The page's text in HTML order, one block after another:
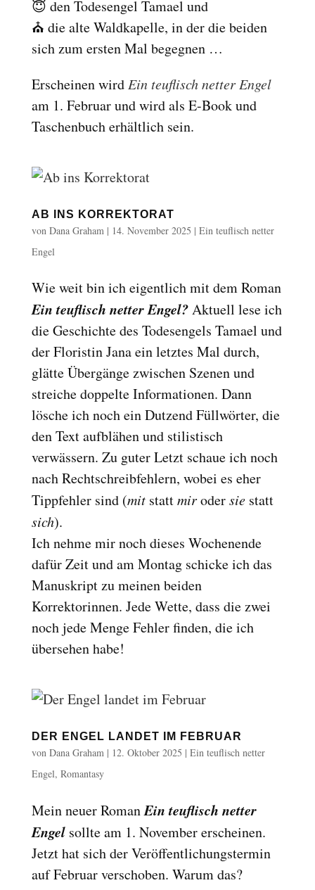
😇 den Todesengel Tamael und
⛪ die alte Waldkapelle, in der die beiden
sich zum ersten Mal begegnen …
Erscheinen wird Ein teuflisch netter Engel
am 1. Februar und wird als E-Book und
Taschenbuch erhältlich sein.
AB INS KORREKTORAT
von Dana Graham| 14. November 2025 | Ein teuflisch netter
Engel
Wie weit bin ich eigentlich mit dem Roman
Ein teuflisch netter Engel?Aktuell lese ich
die Geschichte des Todesengels Tamael und
der Floristin Jana ein letztes Mal durch,
glätte Übergänge zwischen Szenen und
streiche doppelte Informationen. Dann
lösche ich noch ein Dutzend Füllwörter, die
den Text aufblähen und stilistisch
verwässern. Zu guter Letzt schaue ich noch
nach Rechtschreibfehlern, wobei es eher
Tippfehler sind (mit stattmirodersie statt
sich).
Ich nehme mir noch dieses Wochenende
dafür Zeit und am Montag schicke ich das
Manuskript zu meinen beiden
Korrektorinnen. Jede Wette, dass die zwei
noch jede Menge Fehler finden, die ich
übersehen habe!
DER ENGEL LANDET IM FEBRUAR
von Dana Graham| 12. Oktober 2025 | Ein teuflisch netter
Engel, Romantasy
Mein neuer RomanEin teuflisch netter
Engelsollte am 1. November erscheinen.
Jetzt hat sich der Veröffentlichungstermin
auf Februar verschoben. Warum das?